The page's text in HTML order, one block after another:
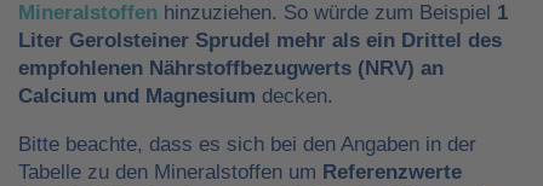
Mineralstoffen hinzuziehen. So würde zum Beispiel 1
Liter Gerolsteiner Sprudel mehr als ein Drittel des
empfohlenen Nährstoffbezugwerts (NRV) an
Calcium und Magnesium decken.
Bitte beachte, dass es sich bei den Angaben in der
Tabelle zu den Mineralstoffen um Referenzwerte